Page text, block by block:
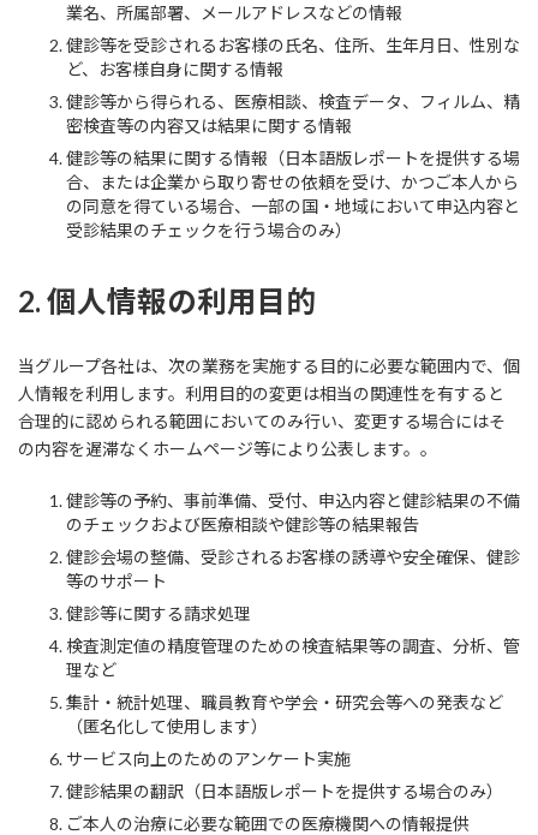
業名、所属部署、メールアドレスなどの情報
健診等を受診されるお客様の氏名、住所、生年月日、性別な
ど、お客様自身に関する情報
健診等から得られる、医療相談、検査データ、フィルム、精
密検査等の内容又は結果に関する情報
健診等の結果に関する情報（日本語版レポートを提供する場
合、または企業から取り寄せの依頼を受け、かつご本人から
の同意を得ている場合、一部の国・地域において申込内容と
受診結果のチェックを行う場合のみ）
2. 個人情報の利用目的
当グループ各社は、次の業務を実施する目的に必要な範囲内で、個
人情報を利用します。利用目的の変更は相当の関連性を有すると
合理的に認められる範囲においてのみ行い、変更する場合にはそ
の内容を遅滞なくホームページ等により公表します。。
健診等の予約、事前準備、受付、申込内容と健診結果の不備
のチェックおよび医療相談や健診等の結果報告
健診会場の整備、受診されるお客様の誘導や安全確保、健診
等のサポート
健診等に関する請求処理
検査測定値の精度管理のための検査結果等の調査、分析、管
理など
集計・統計処理、職員教育や学会・研究会等への発表など
（匿名化して使用します）
サービス向上のためのアンケート実施
健診結果の翻訳（日本語版レポートを提供する場合のみ）
ご本人の治療に必要な範囲での医療機関への情報提供